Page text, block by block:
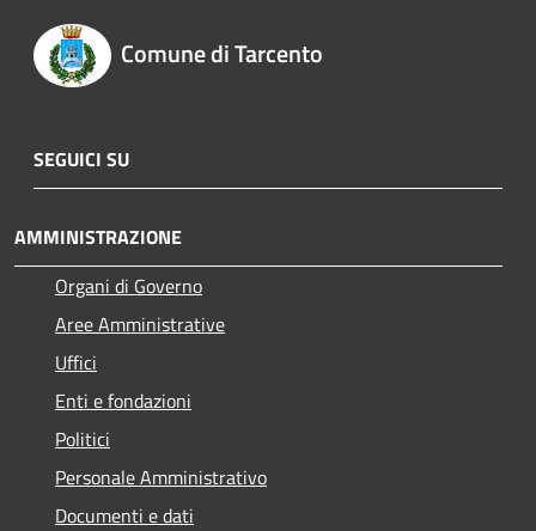
Comune di Tarcento
SEGUICI SU
AMMINISTRAZIONE
Organi di Governo
Aree Amministrative
Uffici
Enti e fondazioni
Politici
Personale Amministrativo
Documenti e dati